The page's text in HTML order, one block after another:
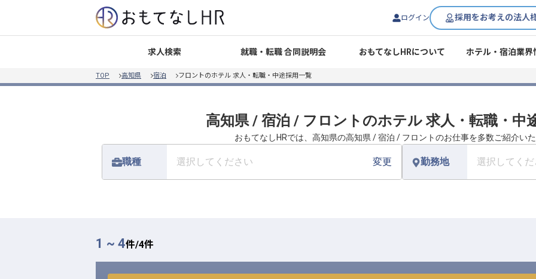
ログイン 採用をお考えの法人
求人検索 就職・転職 合同説明会 おもてなしHRについて ホテル・宿泊業界
TOP 高知県 宿泊 フロントのホテル 求人・転職・中途採用一覧
高知県 / 宿泊 / フロントのホテル 求人・転職・中
おもてなしHRでは、高知県の高知県 / 宿泊 / フロントのお仕事を多数ご紹介い
職種 選択してください 変更 勤務地 選択してく
1 ~ 4件/4件